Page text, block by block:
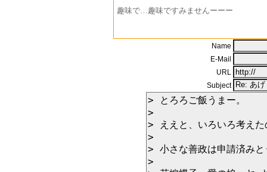
趣味で…趣味ですみませんーーー
Name
E-Mail
URL
Subject